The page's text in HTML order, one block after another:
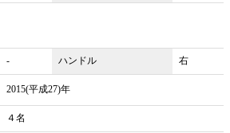
- ハンドル
右
2015(平成27)年
４名